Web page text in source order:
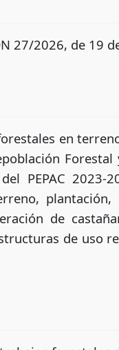
27/2026, de 19
en
PEPAC 2023-
de
de uso